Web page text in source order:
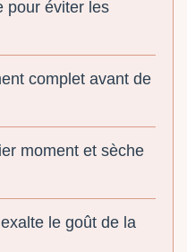
pour éviter les
complet avant de
moment et sèche
le goût de la